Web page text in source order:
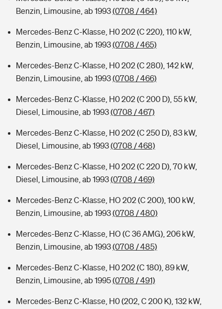
Sie haben Fragen?
Zur Übersicht
Tools
Kinderunfall-Check: Mehr Sicherheit für deine Kids
Typklassen: So ist Ihr Auto eingestuft
Sie haben Fragen?
Benzin, Limousine, ab 1993(0708 / 464)
Mercedes-Benz C-Klasse, H0 202 (C 220), 110 kW,
Benzin, Limousine, ab 1993(0708 / 465)
Mercedes-Benz C-Klasse, H0 202 (C 280), 142 kW,
Benzin, Limousine, ab 1993(0708 / 466)
Mercedes-Benz C-Klasse, H0 202 (C 200 D), 55 kW,
Diesel, Limousine, ab 1993(0708 / 467)
Mercedes-Benz C-Klasse, H0 202 (C 250 D), 83 kW,
Diesel, Limousine, ab 1993(0708 / 468)
Mercedes-Benz C-Klasse, H0 202 (C 220 D), 70 kW,
Diesel, Limousine, ab 1993(0708 / 469)
Mercedes-Benz C-Klasse, HO 202 (C 200), 100 kW,
Benzin, Limousine, ab 1993(0708 / 480)
Mercedes-Benz C-Klasse, HO (C 36 AMG), 206 kW,
Benzin, Limousine, ab 1993(0708 / 485)
Mercedes-Benz C-Klasse, H0 202 (C 180), 89 kW,
Benzin, Limousine, ab 1995(0708 / 491)
Mercedes-Benz C-Klasse, H0 (202, C 200 K), 132 kW,